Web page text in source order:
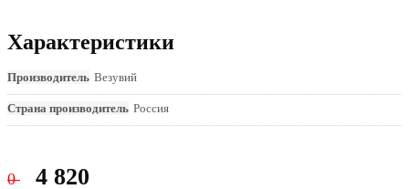
Характеристики
Производитель Везувий
Страна производитель Россия
0 4 820